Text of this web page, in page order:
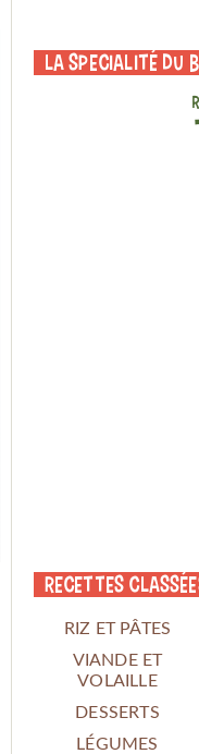
La specialité du
Recettes
RIZ ET PÂTES
VIANDE ET
VOLAILLE
DESSERTS
LÉGUMES